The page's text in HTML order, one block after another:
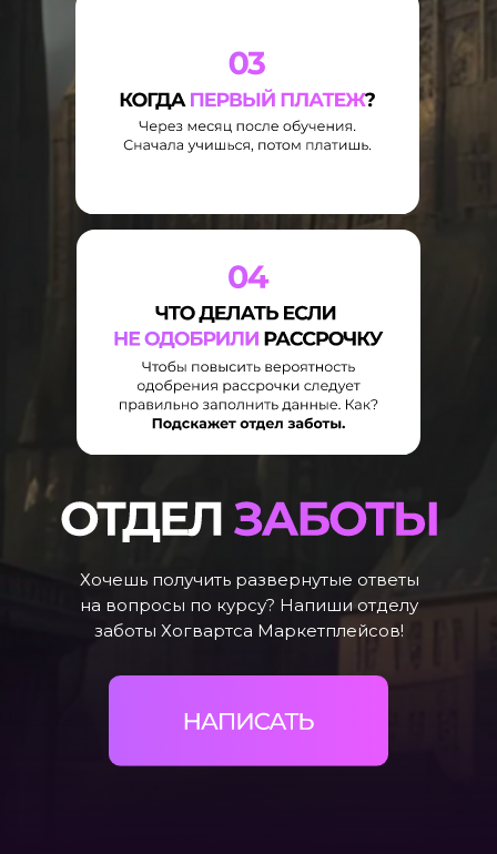
Хочешь получить развернутые ответы
на вопросы по курсу? Напиши отделу
заботы Хогвартса Маркетплейсов!